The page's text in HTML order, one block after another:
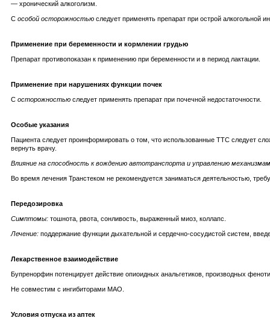
— хронический алкоголизм.
С особой осторожностью следует применять препарат при острой алкогольной
Применение при беременности и кормлении грудью
Препарат противопоказан к применению при беременности и в период лактации.
Применение при нарушениях функции почек
С осторожностью следует применять препарат при почечной недостаточности.
Особые указания
Пациента следует проинформировать о том, что использованные ТТС следует
вернуть врачу.
Влияние на способность к вождению автотранспорта и управлению
Во время лечения Транстеком не рекомендуется заниматься деятельностью,
Передозировка
Симптомы: тошнота, рвота, сонливость, выраженный миоз, коллапс.
Лечение: поддержание функции дыхательной и сердечно-сосудистой систем,
Лекарственное взаимодействие
Бупренорфин потенцирует действие опиоидных анальгетиков, производных
Не совместим с ингибиторами МАО.
Условия отпуска из аптек